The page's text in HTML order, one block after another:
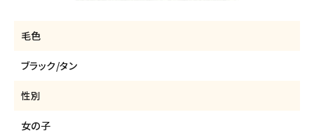
毛色
ブラック/タン
性別
女の子